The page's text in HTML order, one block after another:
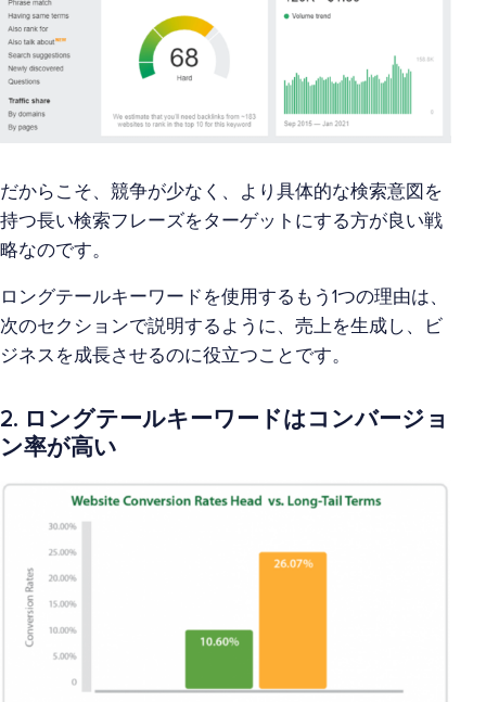
だからこそ、競争が少なく、より具体的な検索意図を
持つ長い検索フレーズをターゲットにする方が良い戦
略なのです。
ロングテールキーワードを使用するもう1つの理由は、
次のセクションで説明するように、売上を生成し、ビ
ジネスを成長させるのに役立つことです。
2. ロングテールキーワードはコンバージョ
ン率が高い